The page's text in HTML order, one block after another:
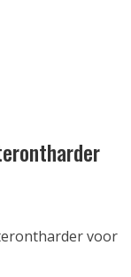
voor